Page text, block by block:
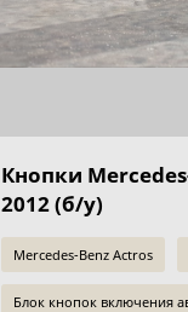
Кнопки
2012 (б/у)
Mercedes-Benz Actros
Блок кнопок включения